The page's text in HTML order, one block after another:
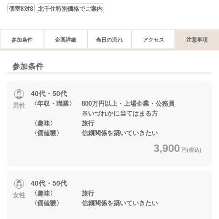
個室8対8 北千住特別価格でご案内
参加条件 企画詳細 当日の流れ アクセス 注意事項
参加条件
男性
40代・50代
〈年収・職業〉 800万円以上・上場企業・公務員
※いづれかに当てはまる方
〈趣味〉 旅行
〈価値観〉 信頼関係を築いていきたい
3,900 円(税込)
女性
40代・50代
〈趣味〉 旅行
〈価値観〉 信頼関係を築いていきたい